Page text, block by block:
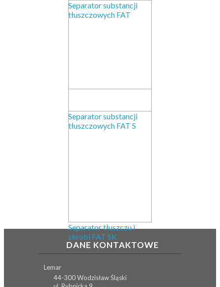
Separator substancji
tłuszczowych FAT
Separator substancji
tłuszczowych FAT S
Separator tłuszczu i
skrobi FAT SK
DANE KONTAKTOWE
Lemar
44-300 Wodzisław Śląski